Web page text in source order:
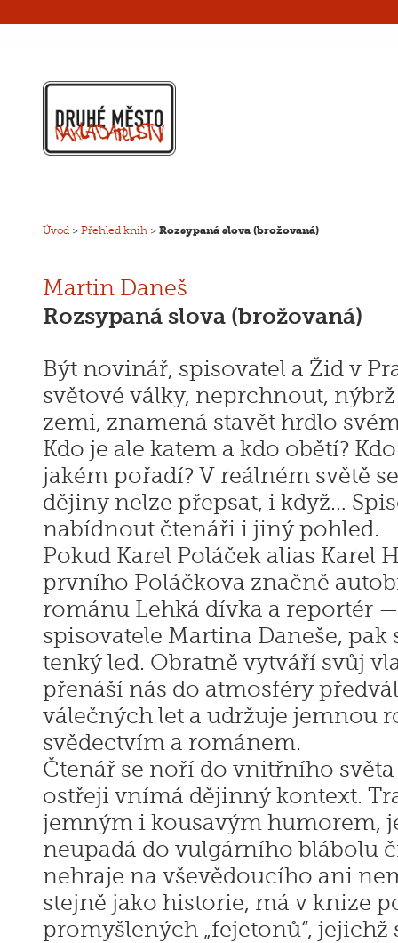
Úvod > Přehled knih > Rozsypaná slova (brožovaná)
Martin Daneš
Rozsypaná slova (brožovaná)
Být novinář, spisovatel a Žid v
světové války, neprchnout,
zemi, znamená stavět hrdlo
Kdo je ale katem a kdo obětí?
jakém pořadí? V reálném světě
dějiny nelze přepsat, i když…
nabídnout čtenáři i jiný pohled.
Pokud Karel Poláček alias Karel
prvního Poláčkova značně
románu Lehká dívka a reportér
spisovatele Martina Daneše, pak
tenký led. Obratně vytváří svůj
přenáší nás do atmosféry
válečných let a udržuje jemnou
svědectvím a románem.
Čtenář se noří do vnitřního
ostřeji vnímá dějinný kontext.
jemným i kousavým humorem,
neupadá do vulgárního blábolu
nehraje na vševědoucího ani
stejně jako historie, má v knize
promyšlených „fejetonů“, jejichž